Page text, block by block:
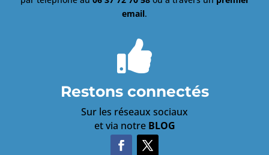
email.

Restons connectés
Sur les réseaux sociaux
et via notre BLOG